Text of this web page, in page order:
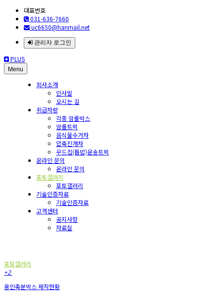
대표번호
031-636-7660
uc6650@hanmail.net
관리자 로그인
PLUS
Menu
회사소개
인사말
오시는 길
취급차량
각종 암롤박스
암롤트럭
음식물수거차
압축진개차
우드칩(톱밥)운송트럭
온라인 문의
온라인 문의
포토갤러리
포토갤러리
기술인증자료
기술인증자료
고객센터
공지사항
자료실
포토갤러리
+2
용인축분박스 제작현황